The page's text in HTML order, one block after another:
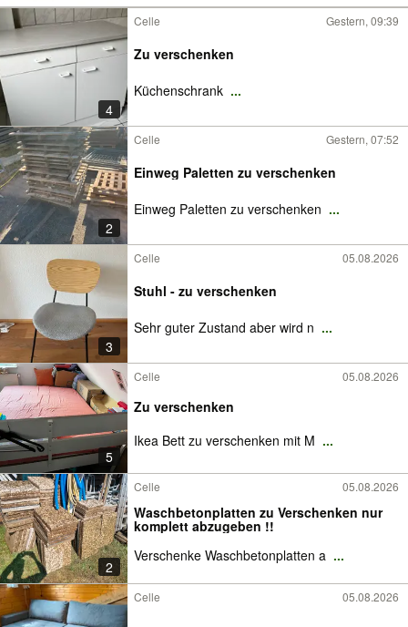
4
Celle Gestern, 09:39
Zu verschenken
Küchenschrank ...
2
Celle Gestern, 07:52
Einweg Paletten zu verschenken
Einweg Paletten zu verschenken ...
3
Celle 05.08.2026
Stuhl - zu verschenken
Sehr guter Zustand aber wird n ...
5
Celle 05.08.2026
Zu verschenken
Ikea Bett zu verschenken mit M ...
2
Celle 05.08.2026
Waschbetonplatten zu Verschenken nur
komplett abzugeben !!
Verschenke Waschbetonplatten a ...
Celle 05.08.2026